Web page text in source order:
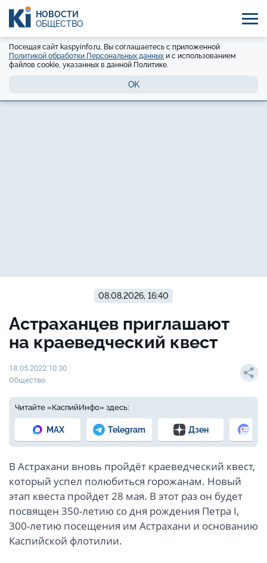
НОВОСТИ
ОБЩЕСТВО
Посещая сайт kaspyinfo.ru, Вы соглашаетесь с приложенной
Политикой обработки Персональных данных и с использованием
файлов cookie, указанных в данной Политике.
OK
08.08.2026, 16:40
Астраханцев приглашают
на краеведческий квест
18.05.2022 10:30
Общество
Читайте «КаспийИнфо» здесь:
MAX Telegram Дзен
В Астрахани вновь пройдёт краеведческий квест,
который успел полюбиться горожанам. Новый
этап квеста пройдет 28 мая. В этот раз он будет
посвящен 350-летию со дня рождения Петра I,
300-летию посещения им Астрахани и основанию
Каспийской флотилии.